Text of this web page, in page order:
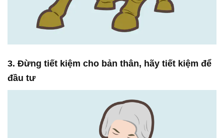
3. Đừng tiết kiệm cho bản thân, hãy tiết kiệm để
đầu tư